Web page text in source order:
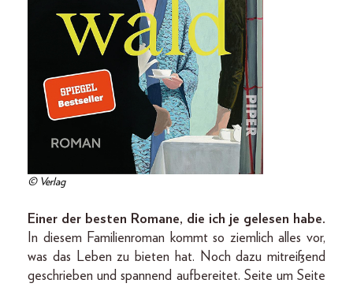
© Verlag
Einer der besten Romane, die ich je gelesen habe.
In diesem Familienroman kommt so ziemlich alles vor,
was das Leben zu bieten hat. Noch dazu mitreißend
geschrieben und spannend aufbereitet. Seite um Seite